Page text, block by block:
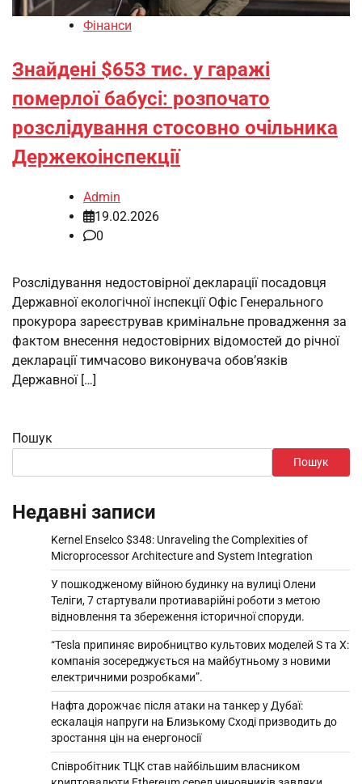
Фінанси
Знайдені $653 тис. у гаражі
померлої бабусі: розпочато
розслідування стосовно очільника
Держекоінспекції
Admin
19.02.2026
0
Розслідування недостовірної декларації посадовця
Державної екологічної інспекції Офіс Генерального
прокурора зареєстрував кримінальне провадження за
фактом внесення недостовірних відомостей до річної
декларації тимчасово виконувача обов’язків
Державної […]
Пошук
Пошук
Недавні записи
Kernel Enselco $348: Unraveling the Complexities of
Microprocessor Architecture and System Integration
У пошкодженому війною будинку на вулиці Олени
Теліги, 7 стартували протиаварійні роботи з метою
відновлення та збереження історичної споруди.
“Tesla припиняє виробництво культових моделей S та X:
компанія зосереджується на майбутньому з новими
електричними розробками”.
Нафта дорожчає після атаки на танкер у Дубаї:
ескалація напруги на Близькому Сході призводить до
зростання цін на енергоносії
Співробітник ТЦК став найбільшим власником